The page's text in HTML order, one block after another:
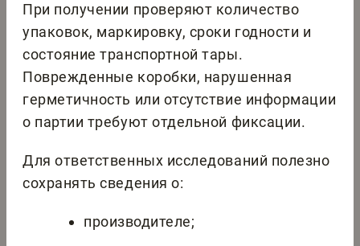
При получении проверяют количество
упаковок, маркировку, сроки годности и
состояние транспортной тары.
Поврежденные коробки, нарушенная
герметичность или отсутствие информации
о партии требуют отдельной фиксации.
Для ответственных исследований полезно
сохранять сведения о:
производителе;